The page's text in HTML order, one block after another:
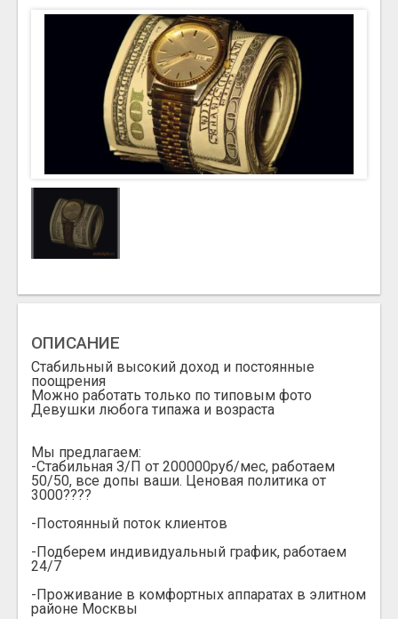
ОПИСАНИЕ
Стабильный высокий доход и постоянные
поощрения
Можно работать только по типовым фото
Девушки любога типажа и возраста
Мы предлагаем:
-Стабильная З/П от 200000руб/мес, работаем
50/50, все допы ваши. Ценовая политика от
3000????
-Постоянный поток клиентов
-Подберем индивидуальный график, работаем
24/7
-Проживание в комфортных аппаратах в элитном
районе Москвы